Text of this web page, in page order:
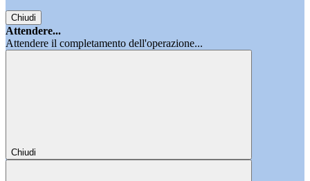
Chiudi
Attendere...
Attendere il completamento dell'operazione...
Chiudi